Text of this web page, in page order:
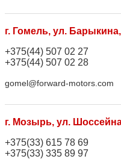
г. Гомель, ул.
+375(44) 507 02 27
+375(44) 507 02 28
gomel@forward-motors.com
г. Мозырь, ул.
+375(33) 615 78 69
+375(33) 335 89 97